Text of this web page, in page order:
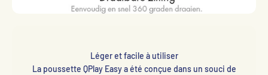
Léger et facile à utiliser
La poussette QPlay Easy a été conçue dans un souci de